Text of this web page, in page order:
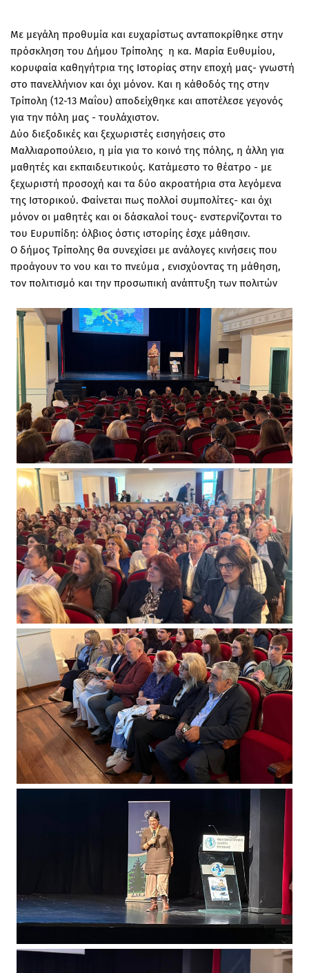
Με μεγάλη προθυμία και ευχαρίστως ανταποκρίθηκε στην
πρόσκληση του Δήμου Τρίπολης η κα. Μαρία Ευθυμίου,
κορυφαία καθηγήτρια της Ιστορίας στην εποχή μας- γνωστή
στο πανελλήνιον και όχι μόνον. Και η κάθοδός της στην
Τρίπολη (12-13 Μαΐου) αποδείχθηκε και αποτέλεσε γεγονός
για την πόλη μας - τουλάχιστον.
Δύο διεξοδικές και ξεχωριστές εισηγήσεις στο
Μαλλιαροπούλειο, η μία για το κοινό της πόλης, η άλλη για
μαθητές και εκπαιδευτικούς. Κατάμεστο το θέατρο - με
ξεχωριστή προσοχή και τα δύο ακροατήρια στα λεγόμενα
της Ιστορικού. Φαίνεται πως πολλοί συμπολίτες- και όχι
μόνον οι μαθητές και οι δάσκαλοί τους- ενστερνίζονται το
του Ευρυπίδη: όλβιος όστις ιστορίης έσχε μάθησιν.
Ο δήμος Τρίπολης θα συνεχίσει με ανάλογες κινήσεις που
προάγουν το νου και το πνεύμα , ενισχύοντας τη μάθηση,
τον πολιτισμό και την προσωπική ανάπτυξη των πολιτών